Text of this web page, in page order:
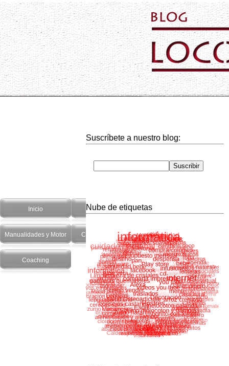
Inicio Hogar
Manualidades y Motor Cuidado Personal Salud y recetas
Coaching
Suscríbete a nuestro blog:
Nube de etiquetas